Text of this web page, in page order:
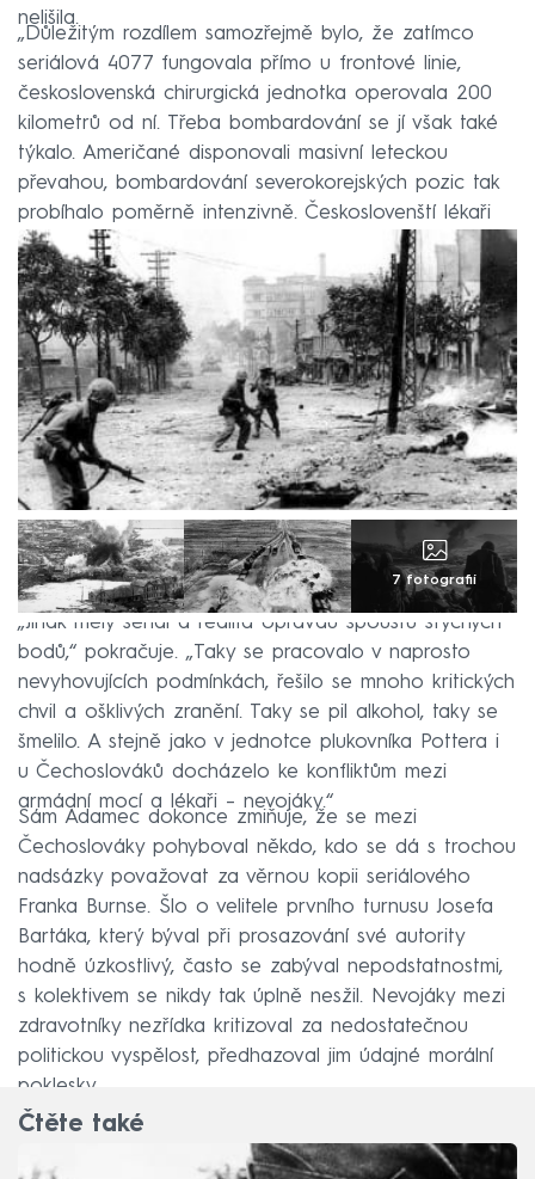
nelišila.
„Důležitým rozdílem samozřejmě bylo, že zatímco
seriálová 4077 fungovala přímo u frontové linie,
československá chirurgická jednotka operovala 200
kilometrů od ní. Třeba bombardování se jí však také
týkalo. Američané disponovali masivní leteckou
převahou, bombardování severokorejských pozic tak
probíhalo poměrně intenzivně. Českoslovenští lékaři
se obávali i diverzantů,“ tvrdí Adamec.
7 fotografií
„Jinak měly seriál a realita opravdu spoustu styčných
bodů,“ pokračuje. „Taky se pracovalo v naprosto
nevyhovujících podmínkách, řešilo se mnoho kritických
chvil a ošklivých zranění. Taky se pil alkohol, taky se
šmelilo. A stejně jako v jednotce plukovníka Pottera i
u Čechoslováků docházelo ke konfliktům mezi
armádní mocí a lékaři – nevojáky.“
Sám Adamec dokonce zmiňuje, že se mezi
Čechoslováky pohyboval někdo, kdo se dá s trochou
nadsázky považovat za věrnou kopii seriálového
Franka Burnse. Šlo o velitele prvního turnusu Josefa
Bartáka, který býval při prosazování své autority
hodně úzkostlivý, často se zabýval nepodstatnostmi,
s kolektivem se nikdy tak úplně nesžil. Nevojáky mezi
zdravotníky nezřídka kritizoval za nedostatečnou
politickou vyspělost, předhazoval jim údajné morální
poklesky.
Čtěte také